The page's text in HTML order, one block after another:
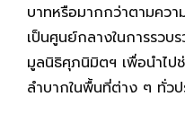
บาทหรือมากกว่าตามควา
เป็นศูนย์กลางในการรวบ
มูลนิธิศุภนิมิตฯ เพื่อนำไป
ลำบากในพื้นที่ต่าง ๆ ทั่วป